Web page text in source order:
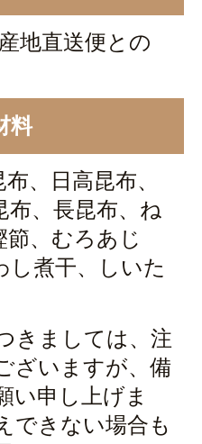
地直送便との
料
、日高昆布、
布、長昆布、ね
節、むろあじ
し煮干、しいた
きましては、注
ざいますが、備
い申し上げま
できない場合も